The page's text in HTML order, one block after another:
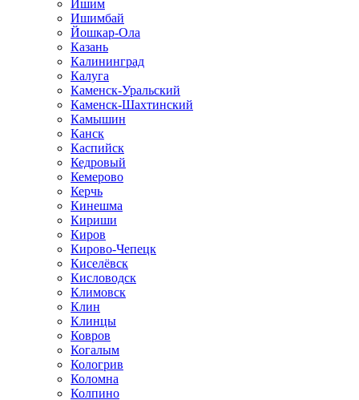
Ишим
Ишимбай
Йошкар-Ола
Казань
Калининград
Калуга
Каменск-Уральский
Каменск-Шахтинский
Камышин
Канск
Каспийск
Кедровый
Кемерово
Керчь
Кинешма
Кириши
Киров
Кирово-Чепецк
Киселёвск
Кисловодск
Климовск
Клин
Клинцы
Ковров
Когалым
Кологрив
Коломна
Колпино